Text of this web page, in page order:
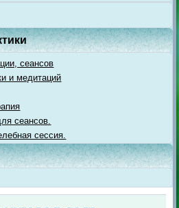
сеансов
и медитаций
сеансов.
сессия.